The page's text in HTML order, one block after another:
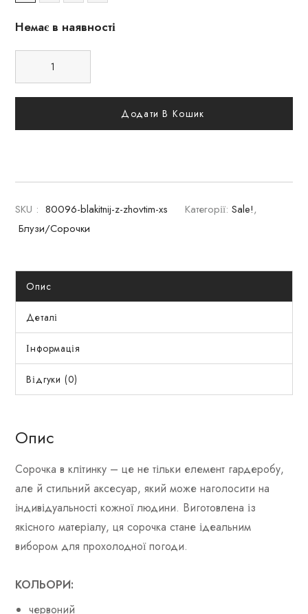
Немає в наявності
Додати В Кошик
SKU : 80096-blakitnij-z-zhovtim-xs Категорії: Sale!,
Блузи/Сорочки
Опис
Деталі
Інформація
Відгуки (0)
Опис
Сорочка в клітинку – це не тільки елемент гардеробу,
але й стильний аксесуар, який може наголосити на
індивідуальності кожної людини. Виготовлена ​​із
якісного матеріалу, ця сорочка стане ідеальним
вибором для прохолодної погоди.
КОЛЬОРИ:
червоний